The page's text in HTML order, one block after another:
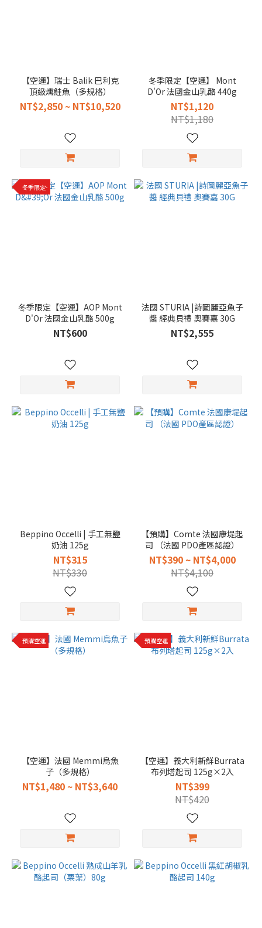
【空運】瑞士 Balik 巴利克
頂級燻鮭魚（多規格）
NT$2,850 ~ NT$10,520
冬季限定【空運】 Mont
D'Or 法國金山乳酪 440g
NT$1,120
NT$1,180
冬季限定-
冬季限定【空運】AOP Mont
D'Or 法國金山乳酪 500g
NT$600
法國 STURIA |詩圖麗亞魚子
醬 經典貝禮 奧賽嘉 30G
NT$2,555
Beppino Occelli | 手工無鹽
奶油 125g
NT$315
NT$330
【預購】Comte 法國康堤起
司 （法國 PDO產區認證）
NT$390 ~ NT$4,000
NT$4,100
預購空運
【空運】法國 Memmi烏魚
子（多規格）
NT$1,480 ~ NT$3,640
預購空運
【空運】義大利新鮮Burrata
布列塔起司 125g×2入
NT$399
NT$420